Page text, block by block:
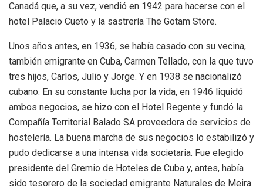
Canadá que, a su vez, vendió en 1942 para hacerse con el
hotel Palacio Cueto y la sastrería The Gotam Store.
Unos años antes, en 1936, se había casado con su vecina,
también emigrante en Cuba, Carmen Tellado, con la que tuvo
tres hijos, Carlos, Julio y Jorge. Y en 1938 se nacionalizó
cubano. En su constante lucha por la vida, en 1946 liquidó
ambos negocios, se hizo con el Hotel Regente y fundó la
Compañía Territorial Balado SA proveedora de servicios de
hostelería. La buena marcha de sus negocios lo estabilizó y
pudo dedicarse a una intensa vida societaria. Fue elegido
presidente del Gremio de Hoteles de Cuba y, antes, había
sido tesorero de la sociedad emigrante Naturales de Meira